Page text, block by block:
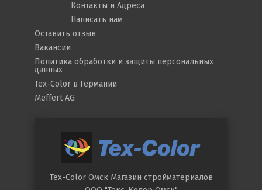
Контакты и Адреса
Написать нам
Оставить отзыв
Вакансии
Политика обработки и защиты персональных
данных
Tex-Color в Германии
Meffert AG
Tex-Color ОмскМагазин стройматериалов